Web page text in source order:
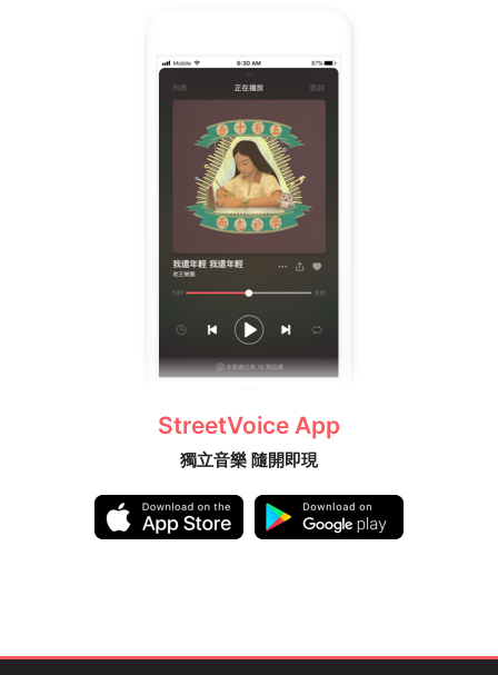
StreetVoice App
獨立音樂 隨開即現